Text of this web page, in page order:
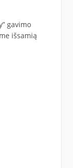
gavimo
išsamią